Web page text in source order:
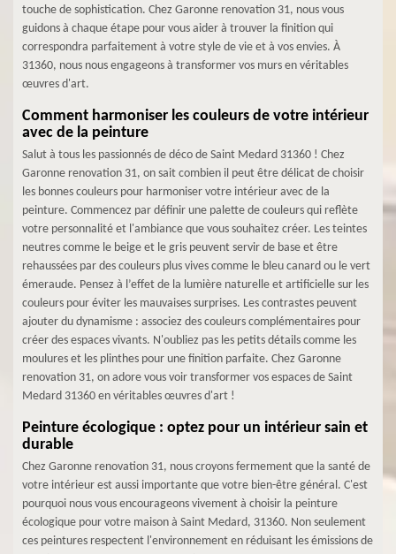
touche de sophistication. Chez Garonne renovation 31, nous vous
guidons à chaque étape pour vous aider à trouver la finition qui
correspondra parfaitement à votre style de vie et à vos envies. À
31360, nous nous engageons à transformer vos murs en véritables
œuvres d'art.
Comment harmoniser les couleurs de votre intérieur
avec de la peinture
Salut à tous les passionnés de déco de Saint Medard 31360 ! Chez
Garonne renovation 31, on sait combien il peut être délicat de choisir
les bonnes couleurs pour harmoniser votre intérieur avec de la
peinture. Commencez par définir une palette de couleurs qui reflète
votre personnalité et l'ambiance que vous souhaitez créer. Les teintes
neutres comme le beige et le gris peuvent servir de base et être
rehaussées par des couleurs plus vives comme le bleu canard ou le vert
émeraude. Pensez à l’effet de la lumière naturelle et artificielle sur les
couleurs pour éviter les mauvaises surprises. Les contrastes peuvent
ajouter du dynamisme : associez des couleurs complémentaires pour
créer des espaces vivants. N'oubliez pas les petits détails comme les
moulures et les plinthes pour une finition parfaite. Chez Garonne
renovation 31, on adore vous voir transformer vos espaces de Saint
Medard 31360 en véritables œuvres d'art !
Peinture écologique : optez pour un intérieur sain et
durable
Chez Garonne renovation 31, nous croyons fermement que la santé de
votre intérieur est aussi importante que votre bien-être général. C'est
pourquoi nous vous encourageons vivement à choisir la peinture
écologique pour votre maison à Saint Medard, 31360. Non seulement
ces peintures respectent l'environnement en réduisant les émissions de